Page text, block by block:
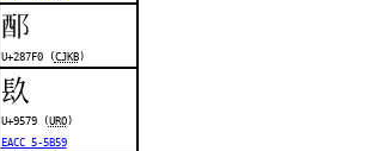
𨟰
U+287F0 (CJKB)
镹
U+9579 (URO)
EACC 5-5B59